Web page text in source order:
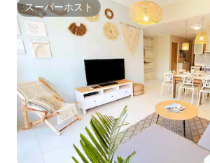
スーパーホスト
スーパーホスト